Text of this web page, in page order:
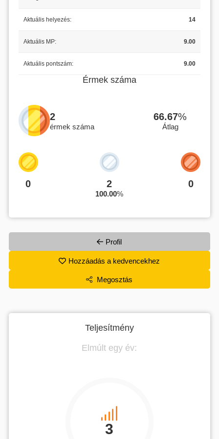
Aktuális helyezés: 14
Aktuális MP: 9.00
Aktuális pontszám: 9.00
Érmek száma
2
érmek száma
66.67%
Átlag
0 2
100.00%
0
Profil
Hozzáadás a kedvencekhez
Megosztás
Teljesítmény
Elmúlt egy év:
3